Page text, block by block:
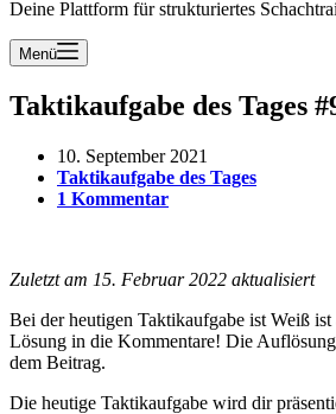
Deine Plattform für strukturiertes
Menü
Taktikaufgabe des Tages
10. September 2021
Taktikaufgabe des Tages
1 Kommentar
Zuletzt am 15. Februar 2022 aktualisiert
Bei der heutigen Taktikaufgabe ist Weiß
Lösung in die Kommentare! Die
dem Beitrag.
Die heutige Taktikaufgabe wird dir